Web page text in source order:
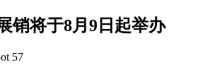
销将于8月9日起举办
57